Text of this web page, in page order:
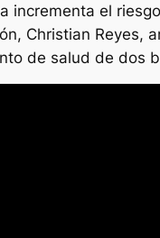
incrementa el
Christian Reyes,
de salud de dos